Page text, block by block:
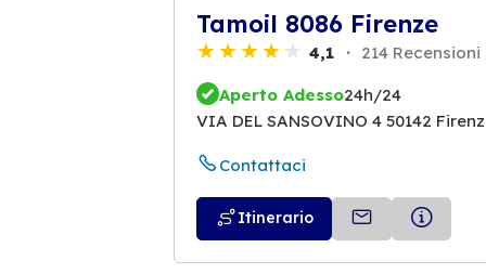
Tamoil 8086 Firenze
4,1 214 Recensioni
Aperto Adesso24h/24
VIA DEL SANSOVINO 4 50142
Contattaci
Itinerario